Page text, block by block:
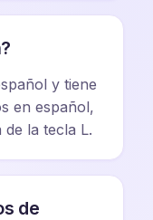
y tiene
en español,
la tecla L.
de